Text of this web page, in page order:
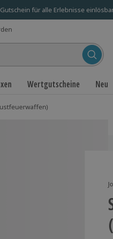
für alle Erlebnisse
Wertgutscheine Neu